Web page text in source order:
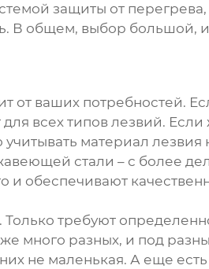
защиты от перегрева,
В общем, выбор большой,
от ваших потребностей.
всех типов лезвий. Если
материал
стали – с более
обеспечивают
Только требуют
много разных, и под
не маленькая. А еще